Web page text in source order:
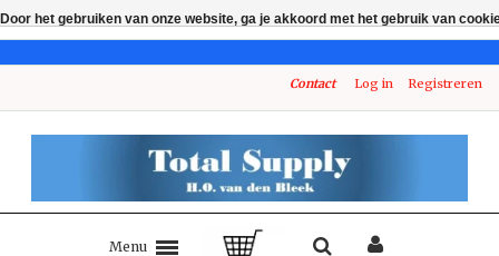
Contact Log in Registreren
Menu
Door het gebruiken van onze website, ga je akkoord met het gebruik van